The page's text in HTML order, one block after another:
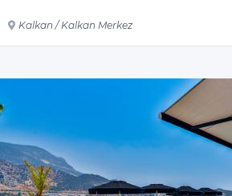
Dahil Olmayanlar
Bulaşık Deterjanı
Bulaşık Makinesi
Deterjanı
Çamaşır Makinesi
Kalkan / Kalkan Merkez